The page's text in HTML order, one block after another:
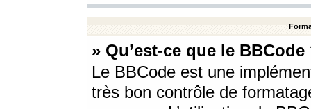
» Qu’est-ce que le BBCode
Le BBCode est une
très bon contrôle de